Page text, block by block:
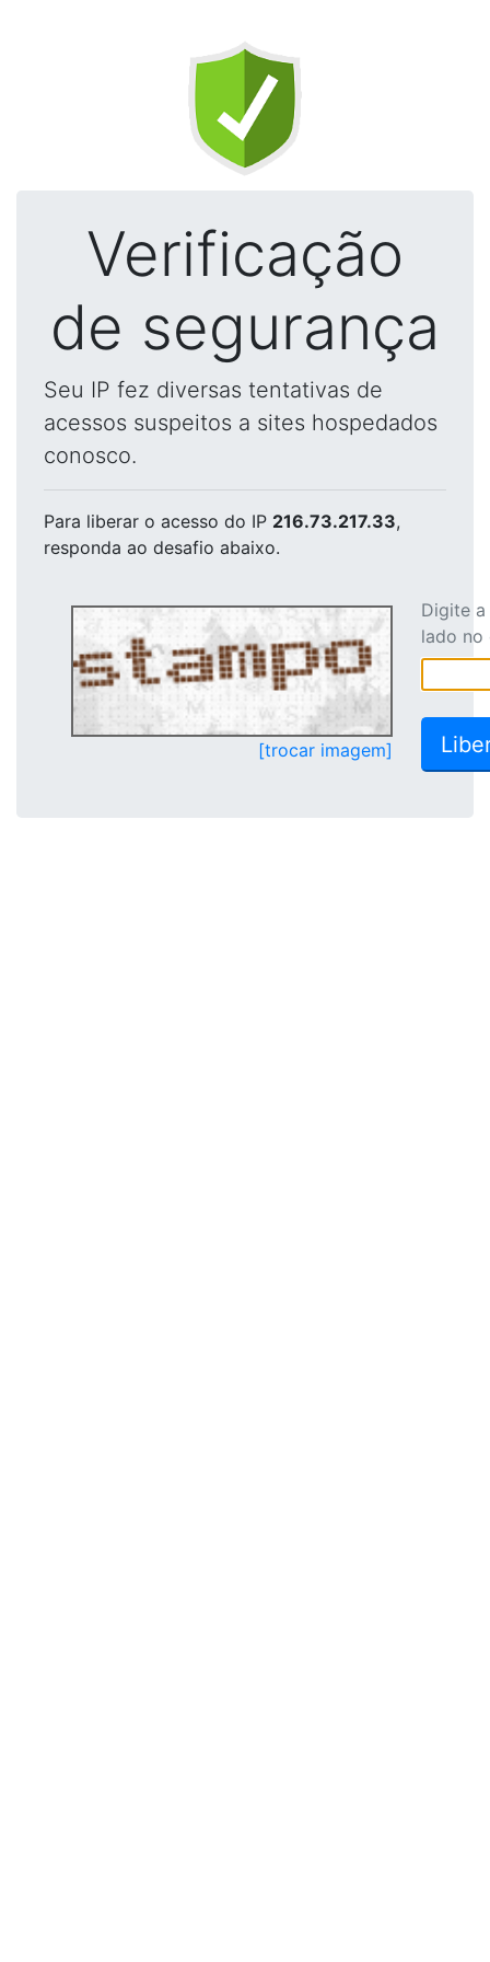
Verificação
de segurança
Seu IP fez diversas tentativas de
acessos suspeitos a sites hospedados
conosco.
Para liberar o acesso do IP 216.73.217.33,
responda ao desafio abaixo.
[trocar imagem]
Digite
lado no